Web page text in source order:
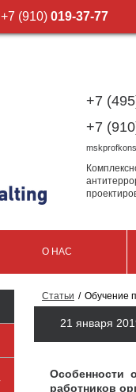
+7 (910) 019-37-77
+7
+7
О НАС
Статьи Обучение
21 января
Особенности
работников